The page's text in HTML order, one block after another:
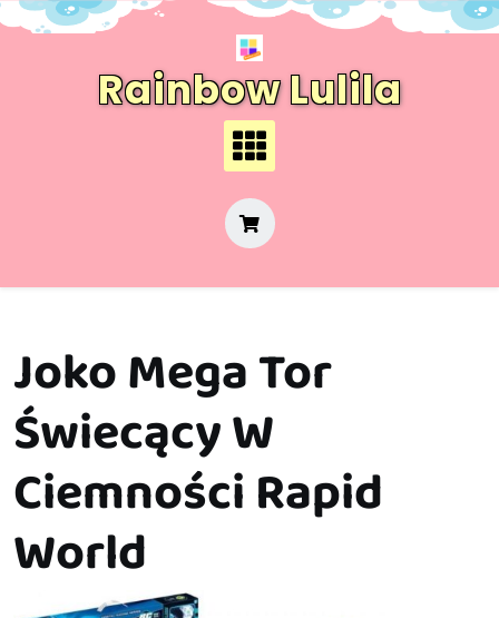
Skip
Rainbow Lulila
Joko Mega Tor
Świecący W
Ciemności Rapid
World